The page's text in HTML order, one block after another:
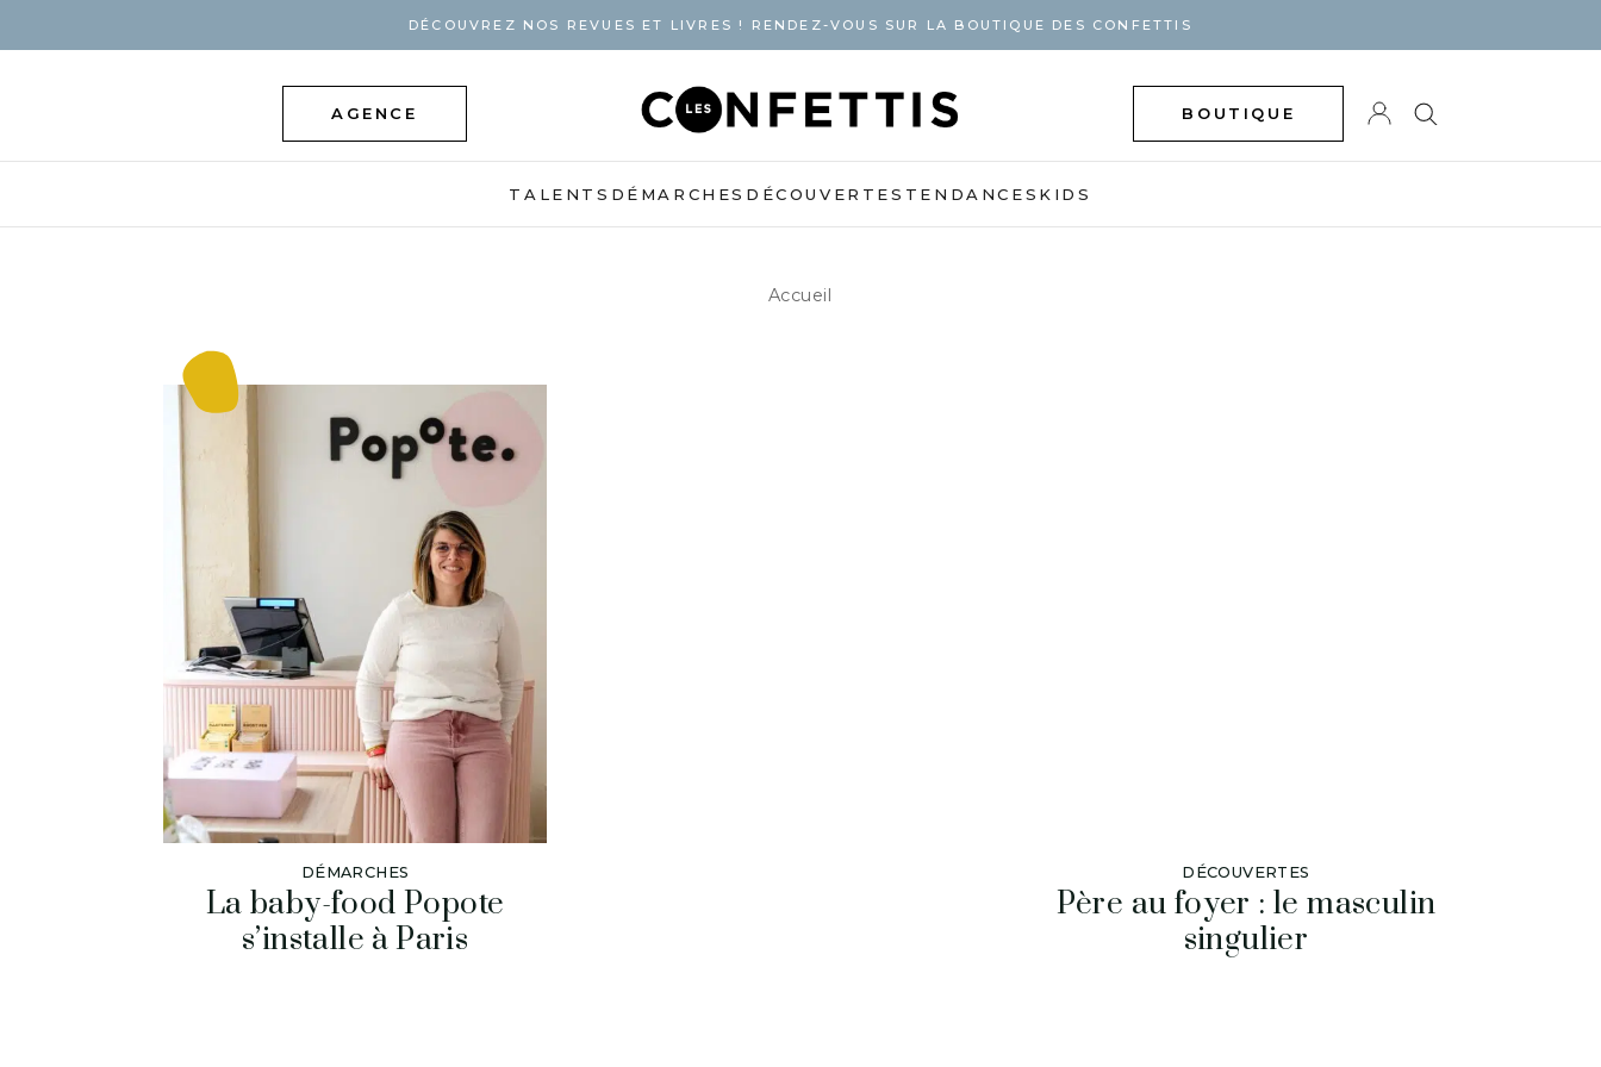
DÉCOUVREZ NOS REVUES ET LIVRES ! RENDEZ-VOUS SUR LA BOUTIQUE DES CONFETTIS
AGENCE BOUTIQUE
TALENTS DÉMARCHES DÉCOUVERTES TENDANCES KIDS
Accueil
DÉMARCHES
La baby-food Popote
s’installe à Paris
DÉCOUVERTES
Père au foyer : le masculin
singulier